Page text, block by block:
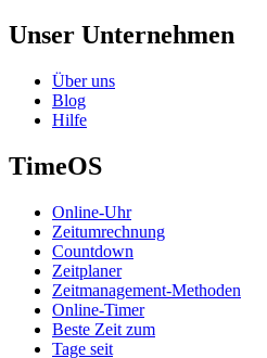
Unser Unternehmen
Über uns
Blog
Hilfe
TimeOS
Online-Uhr
Zeitumrechnung
Countdown
Zeitplaner
Zeitmanagement-Methoden
Online-Timer
Beste Zeit zum
Tage seit